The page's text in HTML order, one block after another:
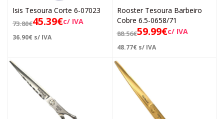
Isis Tesoura Corte 6-07023
73.80€45.39€c/ IVA
36.90€ s/ IVA
Rooster Tesoura Barbeiro
Cobre 6.5-0658/71
88.56€59.99€c/ IVA
48.77€ s/ IVA